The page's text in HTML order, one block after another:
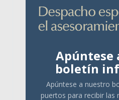
Apúntese
boletín
Apúntese a nuestro
puertos para recibir las